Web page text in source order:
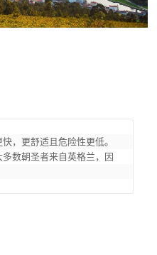
，更舒适且危险性更低。
数朝圣者来自英格兰，因